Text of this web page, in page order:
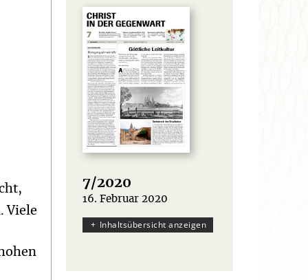
Viele
7/2020
:
16. Februar 2020
Inhaltsübersicht anzeigen